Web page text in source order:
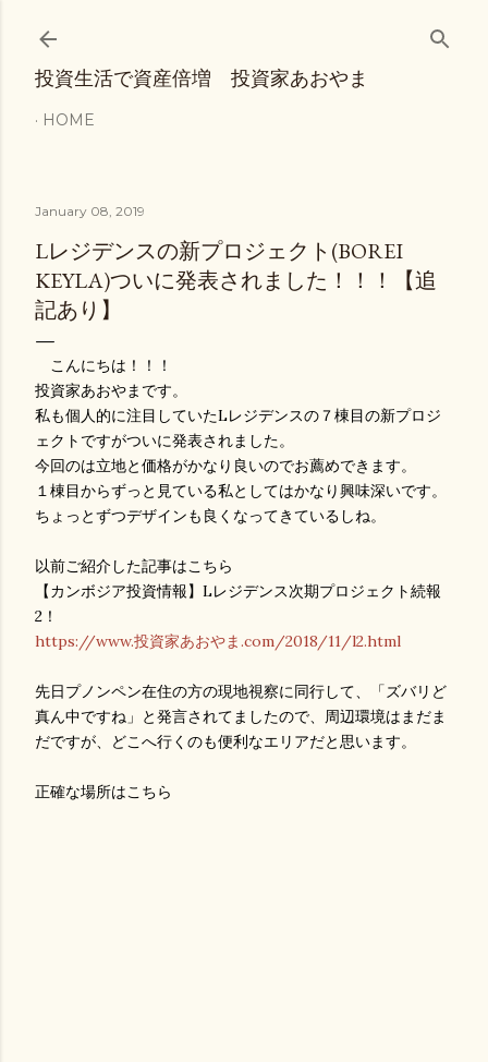
投資生活で資産倍増 投資家あおやま
HOME
January 08, 2019
Lレジデンスの新プロジェクト(BOREI
KEYLA)ついに発表されました！！！【追
記あり】
こんにちは！！！
投資家あおやまです。
私も個人的に注目していたLレジデンスの７棟目の新プロジ
ェクトですがついに発表されました。
今回のは立地と価格がかなり良いのでお薦めできます。
１棟目からずっと見ている私としてはかなり興味深いです。
ちょっとずつデザインも良くなってきているしね。
以前ご紹介した記事はこちら
【カンボジア投資情報】Lレジデンス次期プロジェクト続報
2！
https://www.投資家あおやま.com/2018/11/l2.html
先日プノンペン在住の方の現地視察に同行して、「ズバリど
真ん中ですね」と発言されてましたので、周辺環境はまだま
だですが、どこへ行くのも便利なエリアだと思います。
正確な場所はこちら